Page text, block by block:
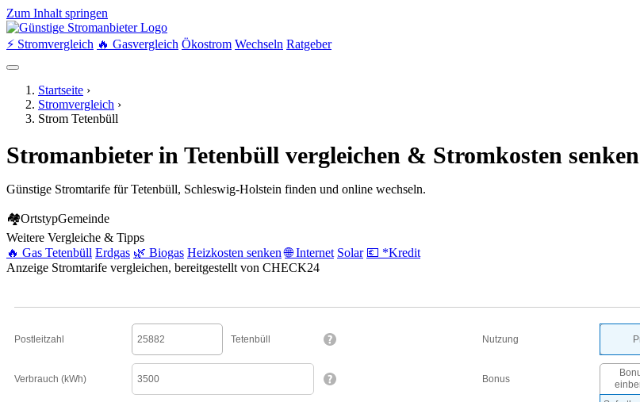
Zum Inhalt springen
⚡ Stromvergleich 🔥 Gasvergleich Ökostrom Wechseln Ratgeber
Startseite ›
Stromvergleich ›
Strom Tetenbüll
Stromanbieter in Tetenbüll vergleichen & Stromkosten senken
Günstige Stromtarife für Tetenbüll, Schleswig-Holstein finden und online wechseln.
🏘OrtstypGemeinde
Weitere Vergleiche & Tipps
🔥 Gas Tetenbüll Erdgas 🌿 Biogas Heizkosten senken 🌐 Internet Solar 💶 *Kredit
Anzeige Stromtarife vergleichen, bereitgestellt von CHECK24